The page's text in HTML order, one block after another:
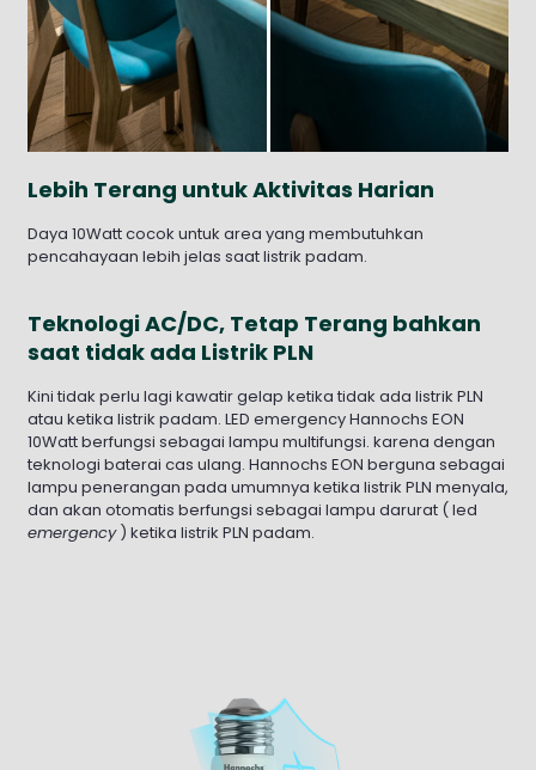
Lebih Terang untuk Aktivitas Harian
Daya 10Watt cocok untuk area yang membutuhkan
pencahayaan lebih jelas saat listrik padam.
Teknologi AC/DC, Tetap Terang bahkan
saat tidak ada Listrik PLN
Kini tidak perlu lagi kawatir gelap ketika tidak ada listrik PLN
atau ketika listrik padam. LED emergency Hannochs EON
10Watt berfungsi sebagai lampu multifungsi. karena dengan
teknologi baterai cas ulang. Hannochs EON berguna sebagai
lampu penerangan pada umumnya ketika listrik PLN menyala,
dan akan otomatis berfungsi sebagai lampu darurat ( led
emergency) ketika listrik PLN padam.